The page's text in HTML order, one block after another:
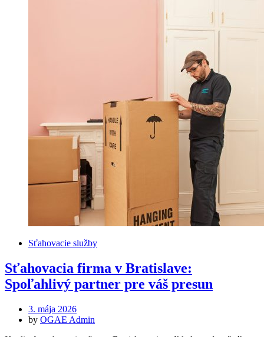
Sťahovacie služby
Sťahovacia firma v Bratislave:
Spoľahlivý partner pre váš presun
Posted
on
3. mája 2026
by OGAE Admin